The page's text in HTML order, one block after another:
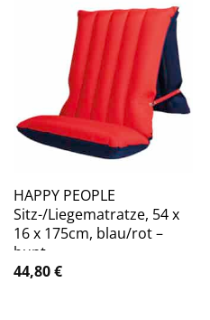
HAPPY PEOPLE
Sitz-/Liegematratze, 54 x
16 x 175cm, blau/rot –
bunt
44,80€